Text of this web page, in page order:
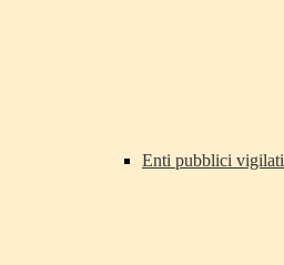
Enti pubblici vigilati